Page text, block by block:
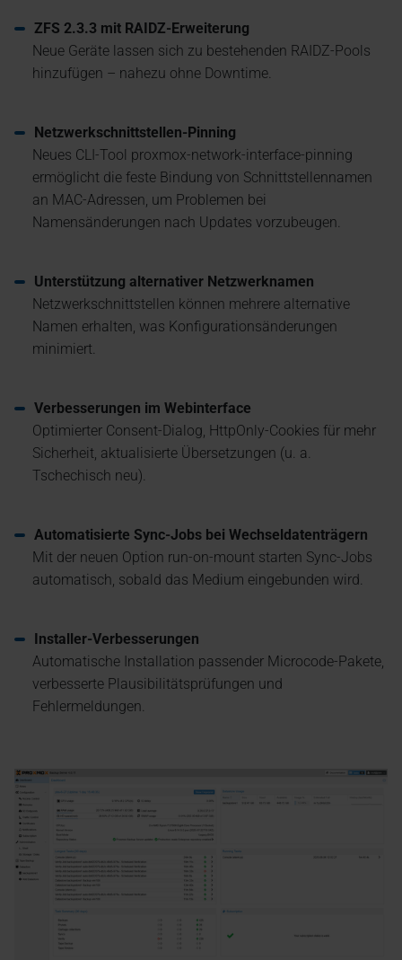
ZFS 2.3.3 mit RAIDZ-Erweiterung
Neue Geräte lassen sich zu bestehenden RAIDZ-Pools
hinzufügen – nahezu ohne Downtime.
Netzwerkschnittstellen-Pinning
Neues CLI-Tool proxmox-network-interface-pinning
ermöglicht die feste Bindung von Schnittstellennamen
an MAC-Adressen, um Problemen bei
Namensänderungen nach Updates vorzubeugen.
Unterstützung alternativer Netzwerknamen
Netzwerkschnittstellen können mehrere alternative
Namen erhalten, was Konfigurationsänderungen
minimiert.
Verbesserungen im Webinterface
Optimierter Consent-Dialog, HttpOnly-Cookies für mehr
Sicherheit, aktualisierte Übersetzungen (u. a.
Tschechisch neu).
Automatisierte Sync-Jobs bei Wechseldatenträgern
Mit der neuen Option run-on-mount starten Sync-Jobs
automatisch, sobald das Medium eingebunden wird.
Installer-Verbesserungen
Automatische Installation passender Microcode-Pakete,
verbesserte Plausibilitätsprüfungen und
Fehlermeldungen.